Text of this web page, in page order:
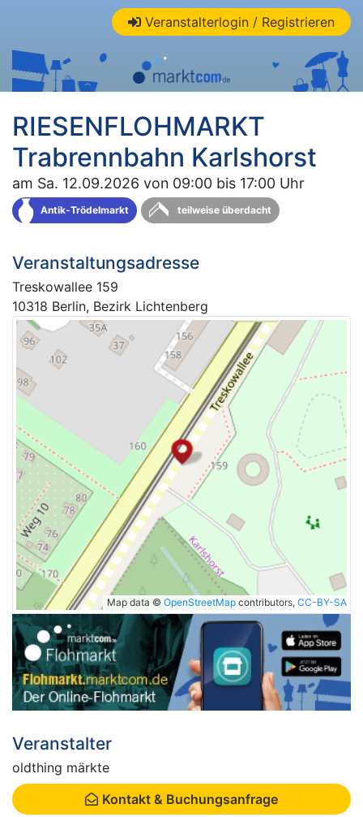
Veranstalterlogin / Registrieren
RIESENFLOHMARKT
Trabrennbahn Karlshorst
am Sa. 12.09.2026 von 09:00 bis 17:00 Uhr
Antik-Trödelmarkt teilweise überdacht
Veranstaltungsadresse
Treskowallee 159
10318 Berlin, Bezirk Lichtenberg
Map data © OpenStreetMap contributors, CC-BY-SA
Veranstalter
oldthing märkte
Kontakt & Buchungsanfrage